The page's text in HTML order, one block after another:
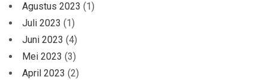
Agustus 2023 (1)
Juli 2023 (1)
Juni 2023 (4)
Mei 2023 (3)
April 2023 (2)